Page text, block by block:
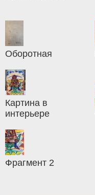
Оборотная
Картина в
интерьере
Фрагмент 2